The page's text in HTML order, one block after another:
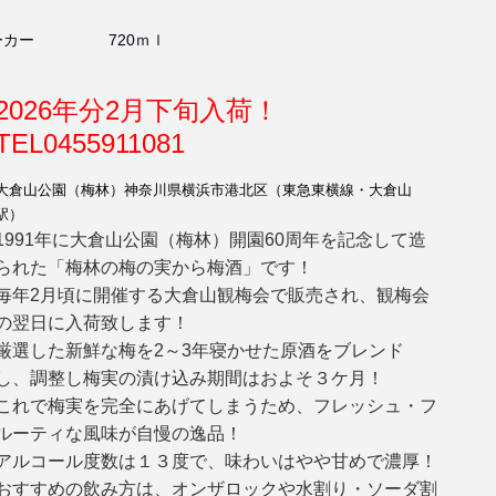
ー 720ｍｌ
年分2月下旬入荷！
倉山公園（梅林）神奈川県横浜市港北区（東急東横線・大倉山
）
年に大倉山公園（梅林）開園60周年を記念して造
れた「梅林の梅の実から梅酒」です！
年2月頃に開催する大倉山観梅会で販売され、観梅会
翌日に入荷致します！
選した新鮮な梅を2～3年寝かせた原酒をブレンド
、調整し梅実の漬け込み期間はおよそ３ケ月！
れで梅実を完全にあげてしまうため、フレッシュ・フ
ーティな風味が自慢の逸品！
ルコール度数は１３度で、味わいはやや甘めで濃厚！
すすめの飲み方は、オンザロックや水割り・ソーダ割